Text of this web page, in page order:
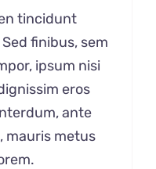
tincidunt
finibus, sem
ipsum nisi
eros
ante
mauris metus